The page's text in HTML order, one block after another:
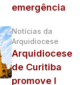
emergência
Notícias da
Arquidiocese
Arquidiocese
de Curitiba
promove I